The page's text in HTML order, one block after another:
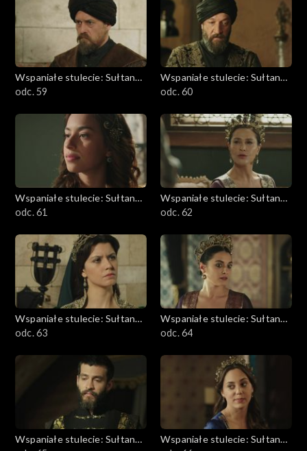
Wspaniałe stulecie: Sułtanka
Kösem
odc. 59
Wspaniałe stulecie: Sułtanka
Kösem
odc. 60
Wspaniałe stulecie: Sułtanka
Kösem
odc. 61
Wspaniałe stulecie: Sułtanka
Kösem
odc. 62
Wspaniałe stulecie: Sułtanka
Kösem
odc. 63
Wspaniałe stulecie: Sułtanka
Kösem
odc. 64
Wspaniałe stulecie: Sułtanka
Wspaniałe stulecie: Sułtanka